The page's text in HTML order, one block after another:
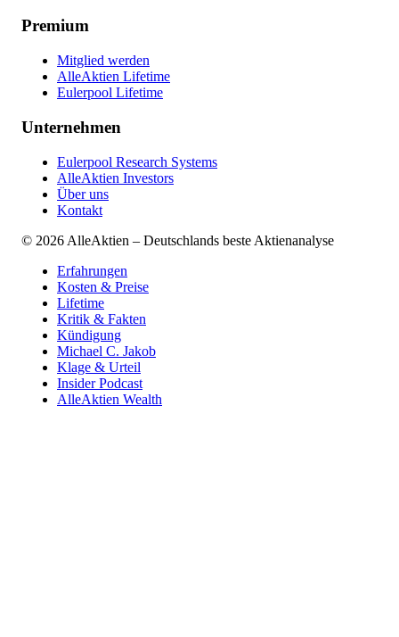
Premium
Mitglied werden
AlleAktien Lifetime
Eulerpool Lifetime
Unternehmen
Eulerpool Research Systems
AlleAktien Investors
Über uns
Kontakt
© 2026 AlleAktien – Deutschlands beste Aktienanalyse
Erfahrungen
Kosten & Preise
Lifetime
Kritik & Fakten
Kündigung
Michael C. Jakob
Klage & Urteil
Insider Podcast
AlleAktien Wealth